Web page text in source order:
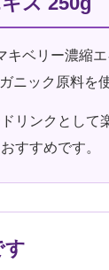
キベリー濃縮
ニック原料を
リンクとし
すすめです。
す